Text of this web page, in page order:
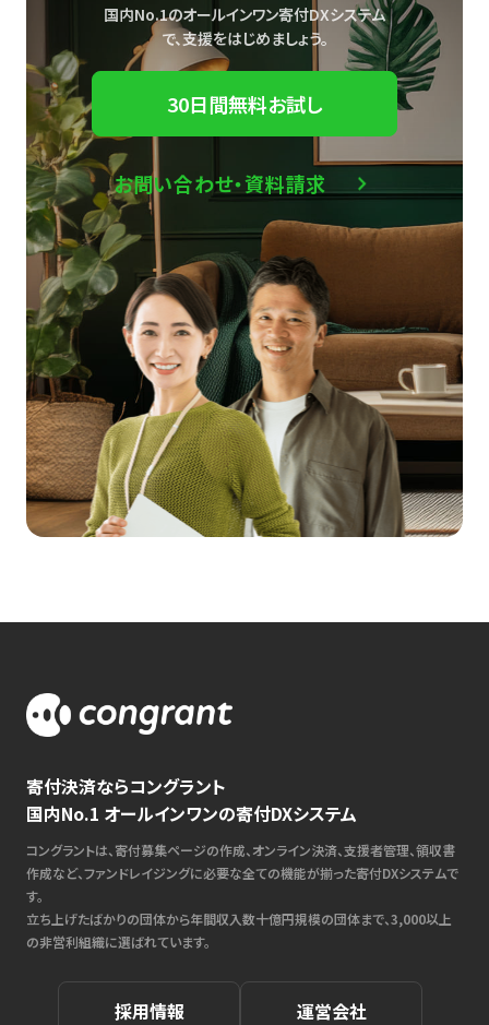
国内No.1のオールインワン寄付DXシステム
で、支援をはじめましょう。
30日間無料お試し
お問い合わせ・資料請求
寄付決済ならコングラント
国内No.1 オールインワンの寄付DXシステム
コングラントは、寄付募集ページの作成、オンライン決済、支援者管理、領収書
作成など、ファンドレイジングに必要な全ての機能が揃った寄付DXシステムで
す。
立ち上げたばかりの団体から年間収入数十億円規模の団体まで、3,000以上
の非営利組織に選ばれています。
採用情報 運営会社